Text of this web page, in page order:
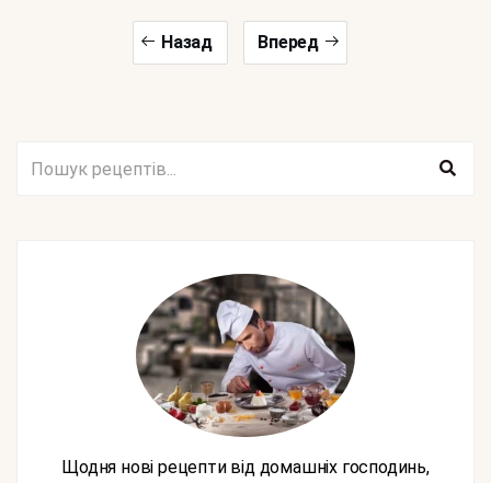
Назад Вперед
Щодня нові рецепти від домашніх господинь,